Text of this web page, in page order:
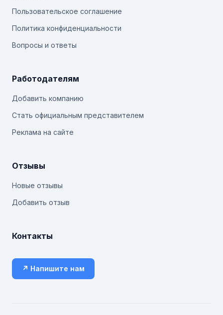
Пользовательское соглашение
Политика конфиденциальности
Вопросы и ответы
Работодателям
Добавить компанию
Стать официальным представителем
Реклама на сайте
Отзывы
Новые отзывы
Добавить отзыв
Контакты
↗ Напишите нам